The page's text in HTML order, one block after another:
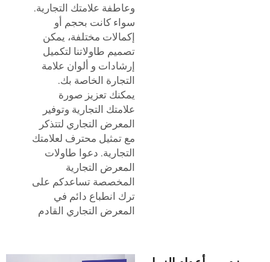
وعاطفة علامتك التجارية.
سواء كانت بحجم أو
إكمالات مختلفة، يمكن
تصميم طاولاتنا لتكميل
إرشادات و ألوان علامة
التجارة الخاصة بك.
يمكنك تعزيز صورة
علامتك التجارية وتوفير
المعرض التجاري لتتذكر
مع تمثيل محترف لعلامتك
التجارية. دعوا طاولات
المعرض التجارية
المخصصة تساعدكم على
ترك انطباع دائم في
المعرض التجاري القادم